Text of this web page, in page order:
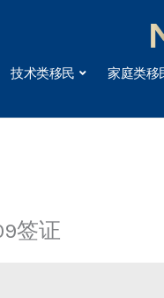
技术类移民 家庭类移
签证